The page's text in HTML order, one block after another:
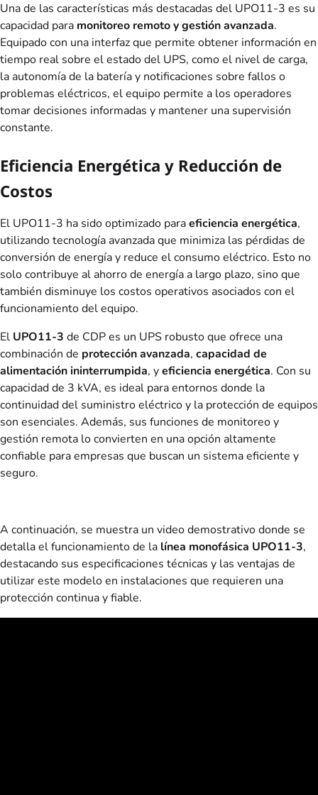
Una de las características más destacadas del UPO11-3 es su
capacidad para monitoreo remoto y gestión avanzada.
Equipado con una interfaz que permite obtener información en
tiempo real sobre el estado del UPS, como el nivel de carga,
la autonomía de la batería y notificaciones sobre fallos o
problemas eléctricos, el equipo permite a los operadores
tomar decisiones informadas y mantener una supervisión
constante.
Eficiencia Energética y Reducción de
Costos
El UPO11-3 ha sido optimizado paraeficiencia energética,
utilizando tecnología avanzada que minimiza las pérdidas de
conversión de energía y reduce el consumo eléctrico. Esto no
solo contribuye al ahorro de energía a largo plazo, sino que
también disminuye los costos operativos asociados con el
funcionamiento del equipo.
El UPO11-3 de CDP es un UPS robusto que ofrece una
combinación de protección avanzada, capacidad de
alimentación ininterrumpida, yeficiencia energética. Con su
capacidad de 3 kVA, es ideal para entornos donde la
continuidad del suministro eléctrico y la protección de equipos
son esenciales. Además, sus funciones de monitoreo y
gestión remota lo convierten en una opción altamente
confiable para empresas que buscan un sistema eficiente y
seguro.
A continuación, se muestra un video demostrativo donde se
detalla el funcionamiento de la línea monofásica UPO11-3,
destacando sus especificaciones técnicas y las ventajas de
utilizar este modelo en instalaciones que requieren una
protección continua y fiable.